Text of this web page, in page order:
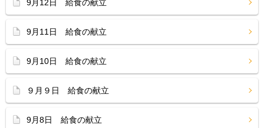
9月12日 給食の献立
9月11日 給食の献立
9月10日 給食の献立
９月９日 給食の献立
9月8日 給食の献立